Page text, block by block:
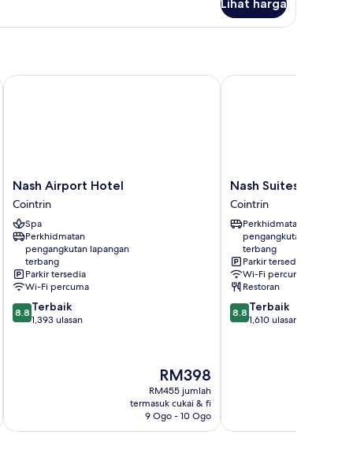
Lihat harga
Nash
Airport
Hotel
Cointrin
Nash Airport Hotel
Cointrin
Spa
Perkhidmatan
pengangkutan lapangan
terbang
Parkir tersedia
Wi-Fi percuma
8.8
daripada
8.8 Terbaik
1,393 ulasan
Harga
ialah
RM398
RM398
RM455 jumlah
termasuk cukai & fi
9 Ogo - 10 Ogo
Nash Airport Hotel
Nash
Suites
Airport
Hotel
Cointrin
Nash Suites Airport
Cointrin
Perkhidmatan
pengangkutan lapangan
terbang
Parkir tersedia
Wi-Fi percuma
Restoran
8.8
daripada
8.8 Terbaik
1,610 ulasan
Nash Suites Airport